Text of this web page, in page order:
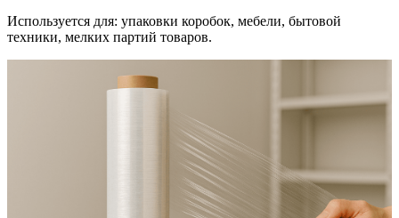
Используется для: упаковки коробок, мебели, бытовой
техники, мелких партий товаров.